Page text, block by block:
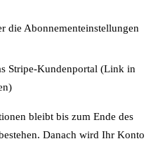
die Abonnementeinstellungen
Stripe-Kundenportal (Link in
bleibt bis zum Ende des
Danach wird Ihr Konto